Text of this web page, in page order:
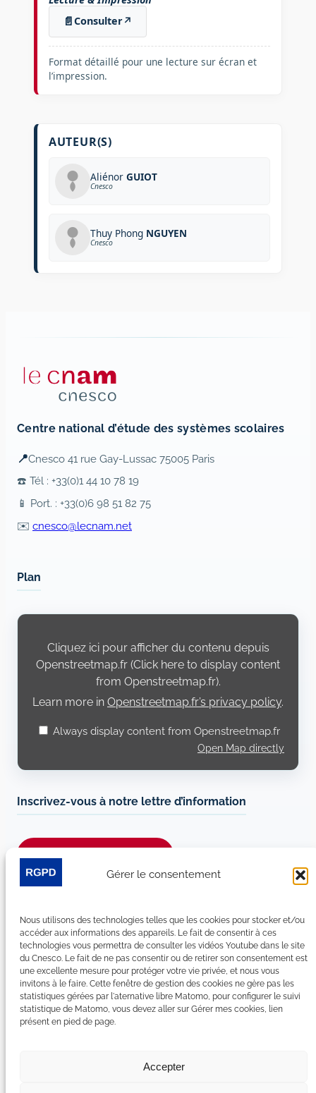
Gérer le consentement
Nous utilisons des technologies telles que les cookies pour stocker et/ou
accéder aux informations des appareils. Le fait de consentir à ces
technologies vous permettra de consulter les vidéos Youtube dans le site
du Cnesco. Le fait de ne pas consentir ou de retirer son consentement est
une excellente mesure pour protéger votre vie privée, et nous vous
invitons à le faire. Cette fenêtre de gestion des cookies ne gère pas les
statistiques gérées par l'aternative libre Matomo, pour configurer le suivi
statistique de Matomo, vous devez aller sur Gérer mes cookies, lien
présent en pied de page.
Accepter
📄Consulter↗
Format détaillé pour une lecture sur écran et
l’impression.
AUTEUR(S)
Aliénor GUIOT
Cnesco
Thuy Phong NGUYEN
Cnesco
Centre national d’étude des systèmes scolaires
📍Cnesco 41 rue Gay-Lussac 75005 Paris
☎️ Tél : +33(0)1 44 10 78 19
📱 Port. : +33(0)6 98 51 82 75
✉️ cnesco@lecnam.net
Plan
Display
Openstreetmap.fr
Cliquez ici pour afficher du contenu depuis
Openstreetmap.fr (Click here to display content
from Openstreetmap.fr).
Learn more in Openstreetmap.fr’s privacy policy.
Always display content from Openstreetmap.fr
Open Map directly
Inscrivez-vous à notre lettre d’information
LinkedIn
YouTube
Facebook
Bluesky
Plan du site
Mentions légales